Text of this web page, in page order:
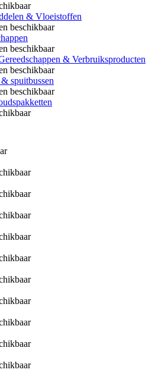
& Vloeistoffen
beschikbaar
beschikbaar
& Verbruiksproducten
beschikbaar
spuitbussen
beschikbaar